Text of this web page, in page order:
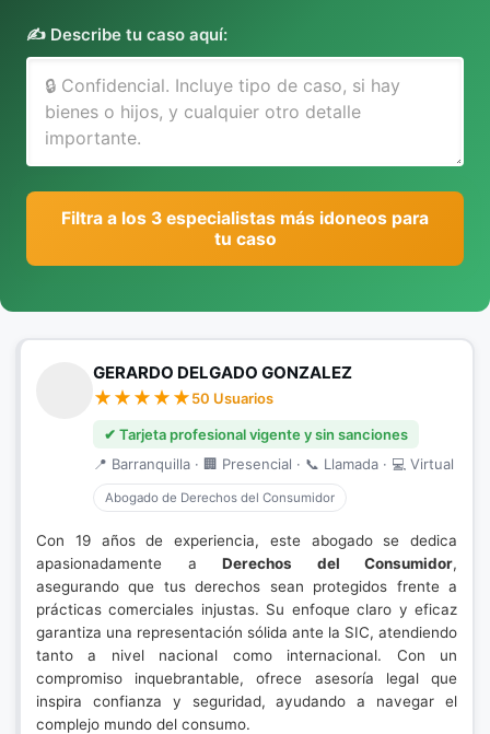
✍️ Describe tu caso aquí:
Filtra a los 3 especialistas más idoneos para
tu caso
GERARDO DELGADO GONZALEZ
50 Usuarios
✔ Tarjeta profesional vigente y sin sanciones
📍 Barranquilla · 🏢 Presencial · 📞 Llamada · 💻 Virtual
Abogado de Derechos del Consumidor
Con 19 años de experiencia, este abogado se dedica
apasionadamente a Derechos del Consumidor,
asegurando que tus derechos sean protegidos frente a
prácticas comerciales injustas. Su enfoque claro y eficaz
garantiza una representación sólida ante la SIC, atendiendo
tanto a nivel nacional como internacional. Con un
compromiso inquebrantable, ofrece asesoría legal que
inspira confianza y seguridad, ayudando a navegar el
complejo mundo del consumo.